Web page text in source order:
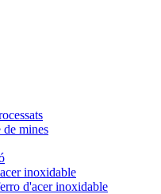
de mines
inoxidable
d'acer inoxidable